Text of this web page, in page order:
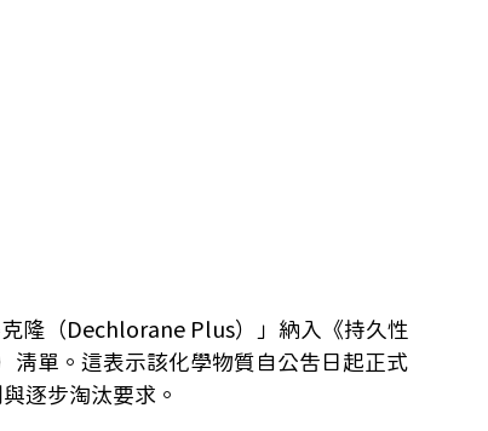
隆（Dechlorane Plus）」納入《持久性
單。這表示該化學物質自公告日起正式
逐步淘汰要求。